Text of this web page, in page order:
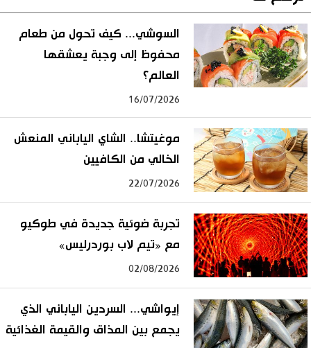
السوشي... كيف تحول من طعام
محفوظ إلى وجبة يعشقها
العالم؟
16/07/2026
موغيتشا.. الشاي الياباني المنعش
الخالي من الكافيين
22/07/2026
تجربة ضوئية جديدة في طوكيو
مع «تيم لاب بوردرليس»
02/08/2026
إيواشي... السردين الياباني الذي
يجمع بين المذاق والقيمة الغذائية